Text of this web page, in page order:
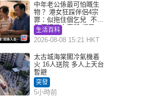
中年老公係最可怕嘅生
物？ 港女狂踩伴侶4宗
罪：似拖住個乞兒 不解
為何經常去廁所 網民一
語道破
生活百科
2026-08-08 15:21 HKT
太古城海棠閣冷氣機着
火 16人送院 多人上天台
暫避
突發
5小時前